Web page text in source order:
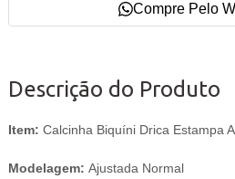
Compre Pelo
Descrição do Produto
Item: Calcinha Biquíni Drica Estampa
Modelagem: Ajustada Normal